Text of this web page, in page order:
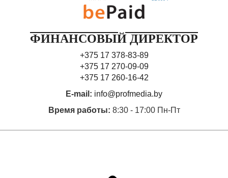
ФИНАНСОВЫЙ ДИРЕКТОР
+375 17 378-83-89
+375 17 270-09-09
+375 17 260-16-42
E-mail: info@profmedia.by
Время работы: 8:30 - 17:00 Пн-Пт